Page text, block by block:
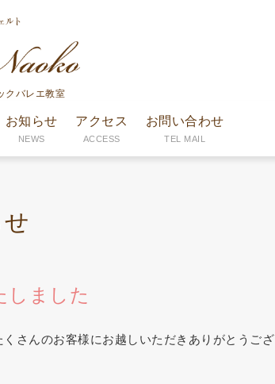
クバレエ教室
お知らせ
NEWS
アクセス
ACCESS
お問い合わせ
TEL MAIL
しました
さんのお客様にお越しいただきありがとうござ